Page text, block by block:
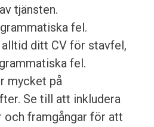
tjänsten.
fel.
alltid ditt CV för stavfel,
fel.
mycket på
Se till att inkludera
och framgångar för att